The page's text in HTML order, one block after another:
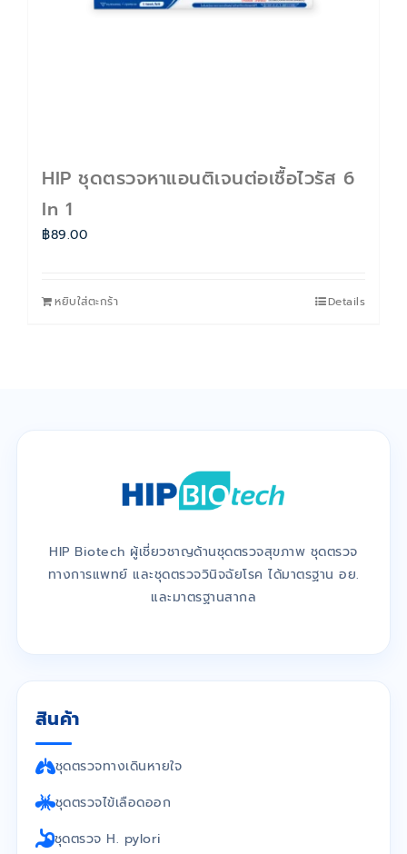
HIP ชุดตรวจหาแอนติเจนต่อเชื้อไวรัส 6
In 1
฿89.00
หยิบใส่ตะกร้า Details
HIP Biotech ผู้เชี่ยวชาญด้านชุดตรวจสุขภาพ ชุดตรวจ
ทางการแพทย์ และชุดตรวจวินิจฉัยโรค ได้มาตรฐาน อย.
และมาตรฐานสากล
สินค้า
ชุดตรวจทางเดินหายใจ
ชุดตรวจไข้เลือดออก
ชุดตรวจ H. pylori